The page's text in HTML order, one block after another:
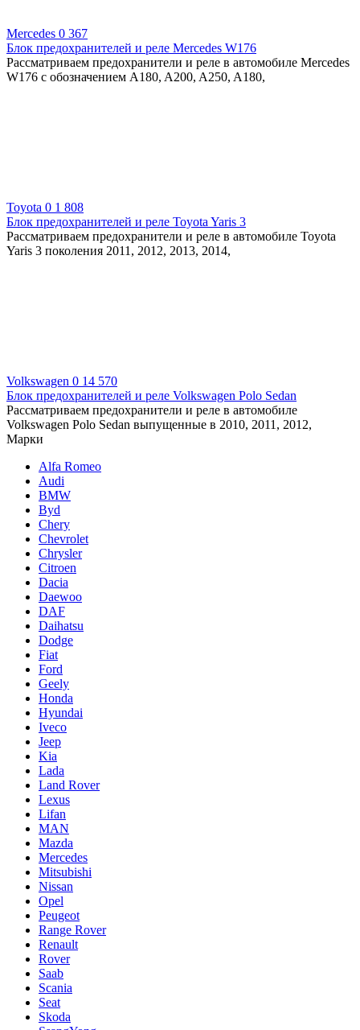
Mercedes 0 367
Блок предохранителей и реле Mercedes W176
Рассматриваем предохранители и реле в автомобиле Mercedes
W176 с обозначением A180, A200, A250, A180,
Toyota 0 1 808
Блок предохранителей и реле Toyota Yaris 3
Рассматриваем предохранители и реле в автомобиле Toyota
Yaris 3 поколения 2011, 2012, 2013, 2014,
Volkswagen 0 14 570
Блок предохранителей и реле Volkswagen Polo Sedan
Рассматриваем предохранители и реле в автомобиле
Volkswagen Polo Sedan выпущенные в 2010, 2011, 2012,
Марки
Alfa Romeo
Audi
BMW
Byd
Chery
Chevrolet
Chrysler
Citroen
Dacia
Daewoo
DAF
Daihatsu
Dodge
Fiat
Ford
Geely
Honda
Hyundai
Iveco
Jeep
Kia
Lada
Land Rover
Lexus
Lifan
MAN
Mazda
Mercedes
Mitsubishi
Nissan
Opel
Peugeot
Range Rover
Renault
Rover
Saab
Scania
Seat
Skoda